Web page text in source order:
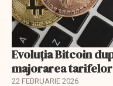
Evoluția Bitcoin
majorarea tarifelor
22 FEBRUARIE 2026